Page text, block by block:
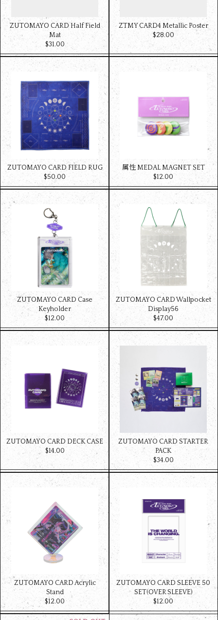
ZUTOMAYO CARD Half Field
Mat
$‌31.00
ZTMY CARD4 Metallic Poster
$‌28.00
ZUTOMAYO CARD FIELD RUG
$‌50.00
属性 MEDAL MAGNET SET
$‌12.00
ZUTOMAYO CARD Case
Keyholder
$‌12.00
ZUTOMAYO CARD Wallpocket
Display56
$‌47.00
ZUTOMAYO CARD DECK CASE
$‌14.00
ZUTOMAYO CARD STARTER
PACK
$‌34.00
ZUTOMAYO CARD Acrylic
Stand
$‌12.00
ZUTOMAYO CARD SLEEVE 50
SET(OVER SLEEVE)
$‌12.00